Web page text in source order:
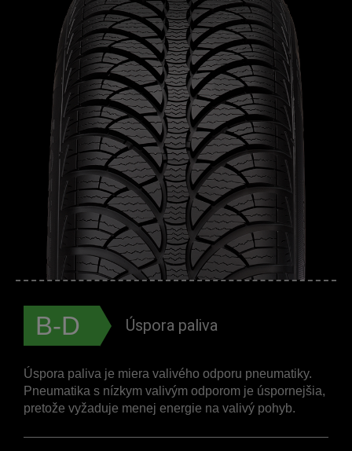
B-D Úspora paliva
Úspora paliva je miera valivého odporu pneumatiky.
Pneumatika s nízkym valivým odporom je úspornejšia,
pretože vyžaduje menej energie na valivý pohyb.